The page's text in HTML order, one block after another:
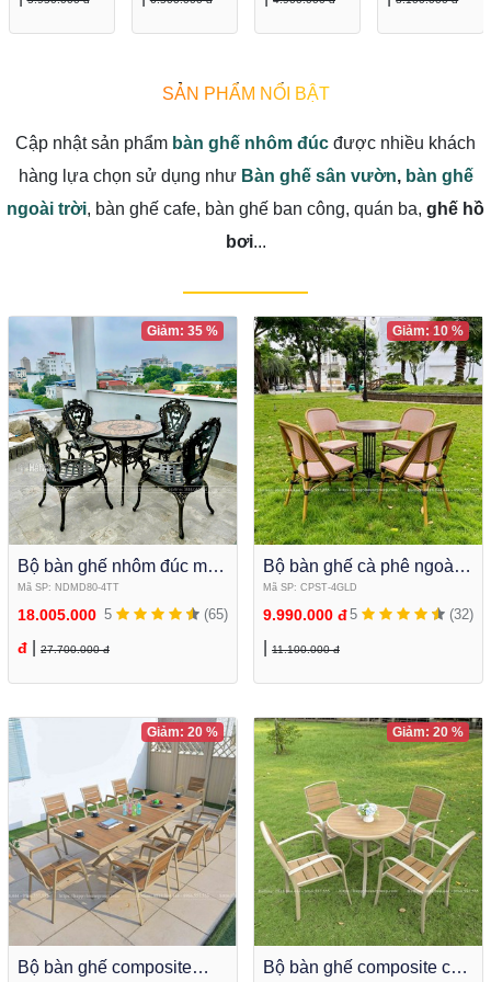
cm
cm
cm
cm
SẢN PHẨM NỔI BẬT
Cập nhật sản phẩm bàn ghế nhôm đúc được nhiều khách
hàng lựa chọn sử dụng như Bàn ghế sân vườn, bàn ghế
ngoài trời, bàn ghế cafe, bàn ghế ban công, quán ba, ghế hồ
bơi...
Bộ bàn ghế nhôm đúc mặt
đá tròn cao cấp để sân
vườn NDMD80-4TT
Mã SP: NDMD80-4TT
5 (65)
18.005.000
đ
27.700.000 đ
Giảm: 35 %
Bộ bàn ghế cà phê ngoài
trời Bàn tròn kết hợp ghế
lưới textilene cao cấp
Mã SP: CPST-4GLD
5 (32)
9.990.000 đ
11.100.000 đ
Giảm: 10 %
Bộ bàn ghế composite
Giảm: 20 %
Bộ bàn ghế composite cà
Giảm: 20 %